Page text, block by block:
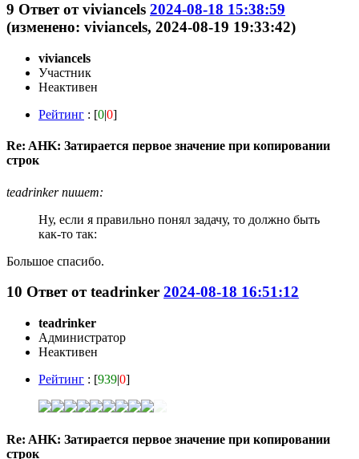
9 Ответ отviviancels 2024-08-18 15:38:59
(изменено: viviancels, 2024-08-19 19:33:42)
viviancels
Участник
Неактивен
Рейтинг : [0|0]
Re: AHK: Затирается первое значение при копировании
строк
teadrinker пишет:
Ну, если я правильно понял задачу, то должно быть
как-то так:
Большое спасибо.
10 Ответ отteadrinker 2024-08-18 16:51:12
teadrinker
Администратор
Неактивен
Рейтинг : [939|0]
Re: AHK: Затирается первое значение при копировании
строк